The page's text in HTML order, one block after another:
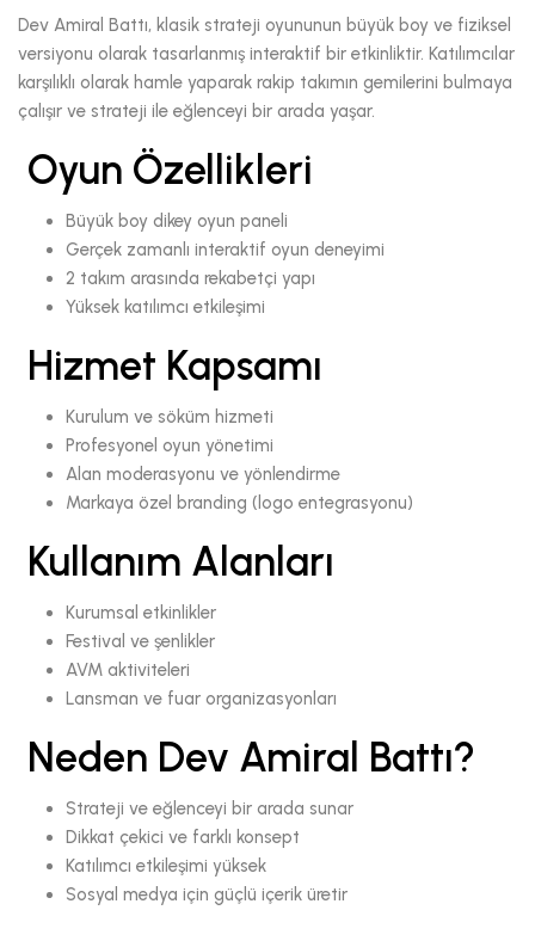
Dev Amiral Battı, klasik strateji oyununun büyük boy ve fiziksel
versiyonu olarak tasarlanmış interaktif bir etkinliktir. Katılımcılar
karşılıklı olarak hamle yaparak rakip takımın gemilerini bulmaya
çalışır ve strateji ile eğlenceyi bir arada yaşar.
Oyun Özellikleri
Büyük boy dikey oyun paneli
Gerçek zamanlı interaktif oyun deneyimi
2 takım arasında rekabetçi yapı
Yüksek katılımcı etkileşimi
Hizmet Kapsamı
Kurulum ve söküm hizmeti
Profesyonel oyun yönetimi
Alan moderasyonu ve yönlendirme
Markaya özel branding (logo entegrasyonu)
Kullanım Alanları
Kurumsal etkinlikler
Festival ve şenlikler
AVM aktiviteleri
Lansman ve fuar organizasyonları
Neden Dev Amiral Battı?
Strateji ve eğlenceyi bir arada sunar
Dikkat çekici ve farklı konsept
Katılımcı etkileşimi yüksek
Sosyal medya için güçlü içerik üretir